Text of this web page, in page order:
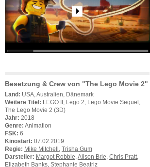
Besetzung & Crew von "The Lego Movie 2"
Land: USA, Australien, Dänemark
Weitere Titel: LEGO II; Lego 2; Lego Movie Sequel;
The Lego Movie 2 (3D)
Jahr: 2018
Genre: Animation
FSK: 6
Kinostart: 07.02.2019
Regie: Mike Mitchell
Trisha Gum
Darsteller: Margot Robbie Alison Brie Chris Pratt
Elizabeth Banks Stephanie Beatriz